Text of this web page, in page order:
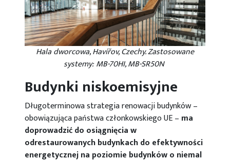
Hala dworcowa, Havířov, Czechy. Zastosowane
systemy: MB-70HI, MB-SR50N
Budynki niskoemisyjne
Długoterminowa strategia renowacji budynków –
obowiązująca państwa członkowskiego UE – ma
doprowadzić do osiągnięcia w
odrestaurowanych budynkach do efektywności
energetycznej na poziomie budynków o niemal